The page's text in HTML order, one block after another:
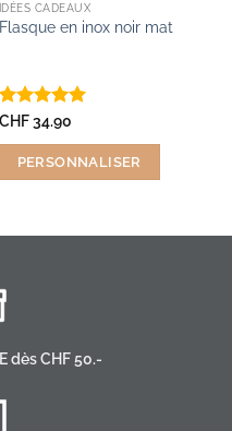
IDÉES CADEAUX
Flasque en inox noir mat
Note5sur
CHF34.90
PERSONNALISER
dès CHF 50.-